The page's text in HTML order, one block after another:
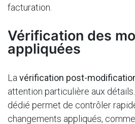
facturation.
Vérification des
appliquées
Lavérification post-
attention particulière aux
dédié permet de contrôler
changements appliqués,